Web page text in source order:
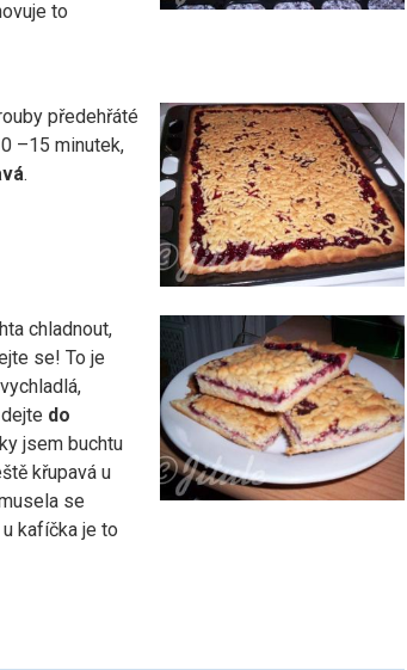
to
předehřáté
–15 minutek,
.
chladnout,
se! To je
do
jsem buchtu
křupavá u
se
kafíčka je to